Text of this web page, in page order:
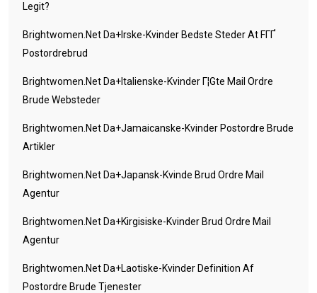
Legit?
Brightwomen.net Da+irske-Kvinder Bedste Steder At FГҐ
Postordrebrud
Brightwomen.net Da+italienske-Kvinder Г¦gte Mail Ordre
Brude Websteder
Brightwomen.net Da+jamaicanske-Kvinder Postordre Brude
Artikler
Brightwomen.net Da+japansk-Kvinde Brud Ordre Mail
Agentur
Brightwomen.net Da+kirgisiske-Kvinder Brud Ordre Mail
Agentur
Brightwomen.net Da+laotiske-Kvinder Definition Af
Postordre Brude Tjenester